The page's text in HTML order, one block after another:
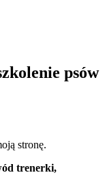
psów
stronę.
trenerki,